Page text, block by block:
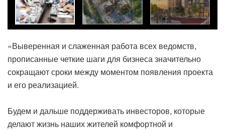
«Выверенная и слаженная работа всех ведомств,
прописанные четкие шаги для бизнеса значительно
сокращают сроки между моментом появления проекта
и его реализацией.
Будем и дальше поддерживать инвесторов, которые
делают жизнь наших жителей комфортной и